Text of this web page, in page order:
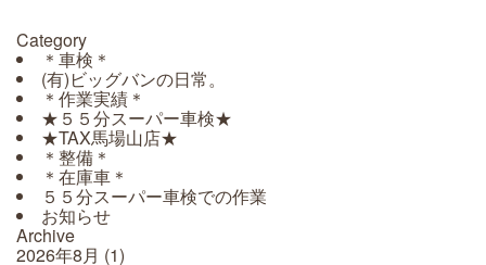
Category
＊車検＊
(有)ビッグバンの日常。
＊作業実績＊
★５５分スーパー車検★
★TAX馬場山店★
＊整備＊
＊在庫車＊
５５分スーパー車検での作業
お知らせ
Archive
2026年8月 (1)